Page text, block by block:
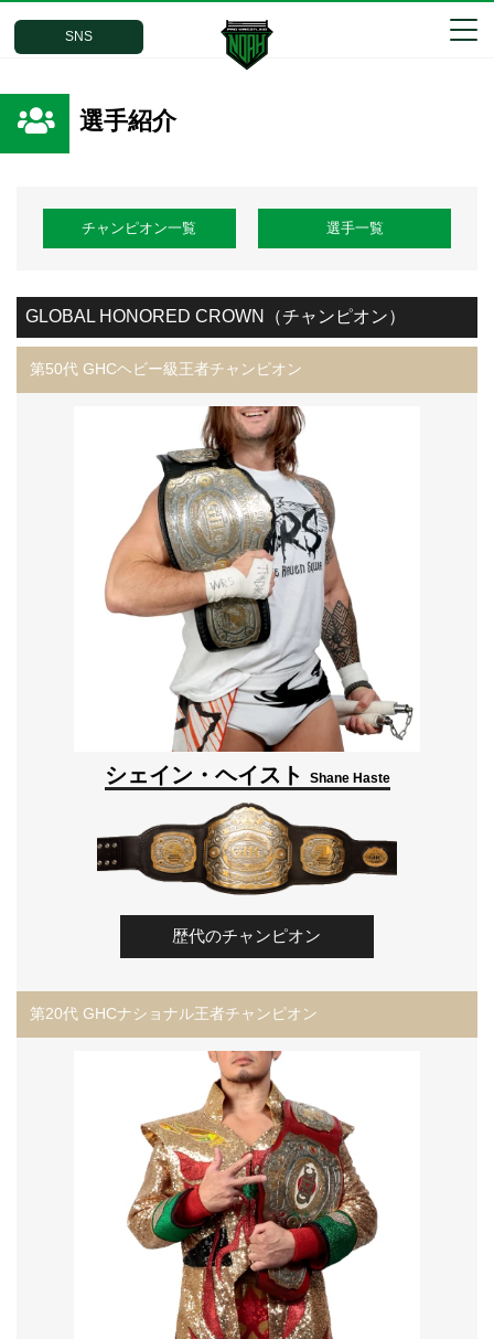
SNS
選手紹介
チャンピオン一覧 選手一覧
GLOBAL HONORED CROWN（チャンピオン）
第50代 GHCヘビー級王者チャンピオン
シェイン・ヘイスト Shane Haste
歴代のチャンピオン
第20代 GHCナショナル王者チャンピオン